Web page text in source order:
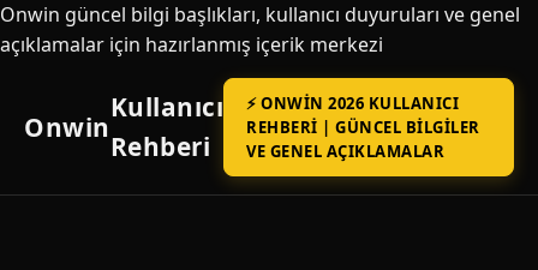
Onwin güncel bilgi başlıkları, kullanıcı duyuruları ve genel
açıklamalar için hazırlanmış içerik merkezi
Onwin
Kullanıcı
Rehberi
⚡ ONWIN 2026 KULLANICI
REHBERI | GÜNCEL BILGILER
VE GENEL AÇIKLAMALAR